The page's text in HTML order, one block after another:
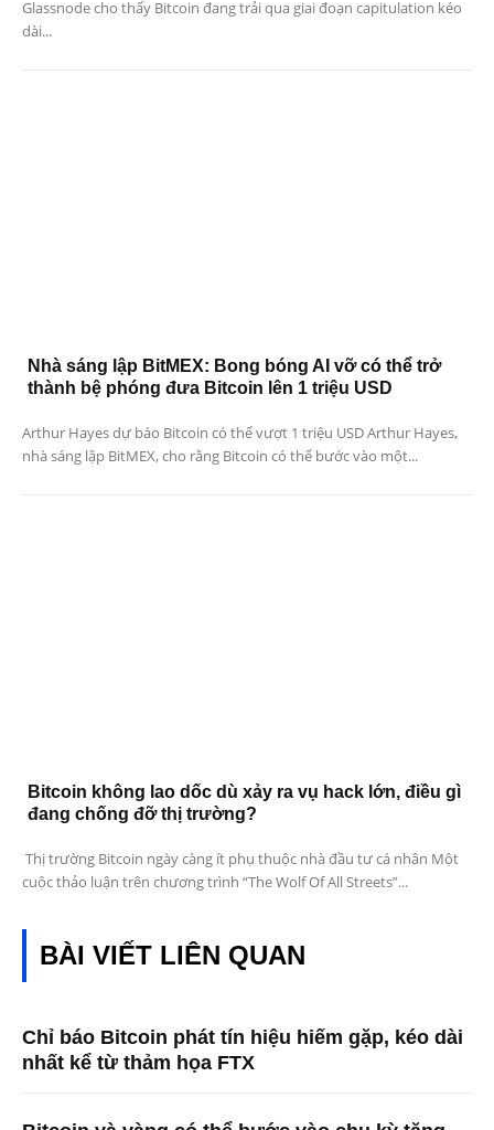
Glassnode cho thấy Bitcoin đang trải qua giai đoạn capitulation kéo
dài...
Nhà sáng lập BitMEX: Bong bóng AI vỡ có thể trở
thành bệ phóng đưa Bitcoin lên 1 triệu USD
Arthur Hayes dự báo Bitcoin có thể vượt 1 triệu USD Arthur Hayes,
nhà sáng lập BitMEX, cho rằng Bitcoin có thể bước vào một...
Bitcoin không lao dốc dù xảy ra vụ hack lớn, điều gì
đang chống đỡ thị trường?
Thị trường Bitcoin ngày càng ít phụ thuộc nhà đầu tư cá nhân Một
cuộc thảo luận trên chương trình “The Wolf Of All Streets”...
BÀI VIẾT LIÊN QUAN
Chỉ báo Bitcoin phát tín hiệu hiếm gặp, kéo dài
nhất kể từ thảm họa FTX